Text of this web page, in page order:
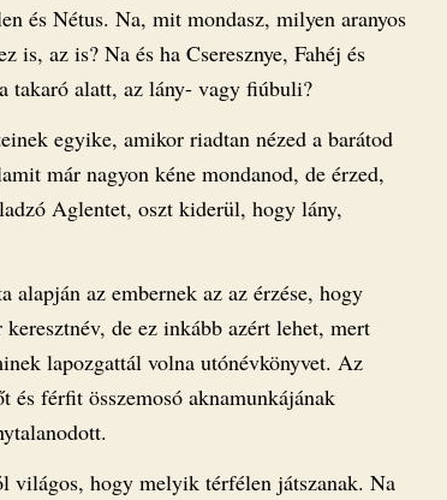
és Nétus. Na, mit mondasz, milyen aranyos
is, az is? Na és ha Cseresznye, Fahéj és
takaró alatt, az lány- vagy fiúbuli?
egyike, amikor riadtan nézed a barátod
már nagyon kéne mondanod, de érzed,
Aglentet, oszt kiderül, hogy lány,
az embernek az az érzése, hogy
de ez inkább azért lehet, mert
lapozgattál volna utónévkönyvet. Az
férfit összemosó aknamunkájának
világos, hogy melyik térfélen játszanak. Na